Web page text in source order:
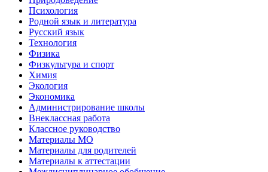
Психология
Родной язык и литература
Русский язык
Технология
Физика
Физкультура и спорт
Химия
Экология
Экономика
Администрирование школы
Внеклассная работа
Классное руководство
Материалы МО
Материалы для родителей
Материалы к аттестации